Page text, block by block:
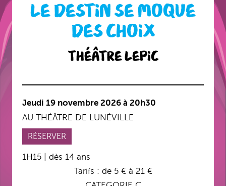
LE DESTIN SE MOQUE
DES CHOIX
Théâtre Lepic
Jeudi 19 novembre 2026 à 20h30
AU THÉÂTRE DE LUNÉVILLE
RÉSERVER
1H15 | dès 14 ans
Tarifs : de 5 € à 21 €